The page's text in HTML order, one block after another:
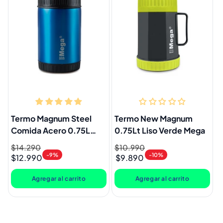
Termo Magnum Steel
Comida Acero 0.75L
Azul Mega
Precio
habitual
$14.290
Precio
de
oferta
$12.990 -9%
Agregar al carrito
Termo New Magnum
0.75Lt Liso Verde Mega
Precio
habitual
$10.990
Precio
de
oferta
$9.890 -10%
Agregar al carrito